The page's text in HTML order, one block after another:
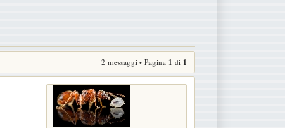
2 messaggi • Pagina 1 di 1